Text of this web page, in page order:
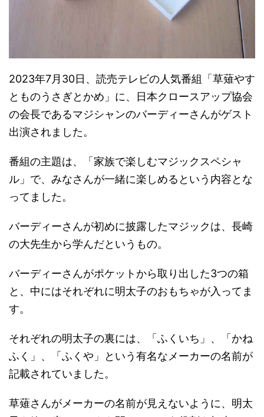
2023年7月30日、読売テレビの人気番組「草薙やす
とものうさぎとかめ」に、日本クロースアップ協会
の会長であるマジシャンのバーディーさんがゲスト
出演されました。
番組の主題は、「家族で楽しむマジックスペシャ
ル」で、みなさんが一緒に楽しめるという内容とな
ってました。
バーディーさんが初めに披露したマジックは、長崎
の大先生から学んだというもの。
バーディーさんがポケットから取り出した3つの箱
と、中にはそれぞれに明太子のおもちゃが入ってま
す。
それぞれの明太子の裏には、「ふくいち」、「かね
ふく」、「ふくや」という有名なメーカーの名前が
記載されていました。
草薙さんがメーカーの名前が見えないように、明太